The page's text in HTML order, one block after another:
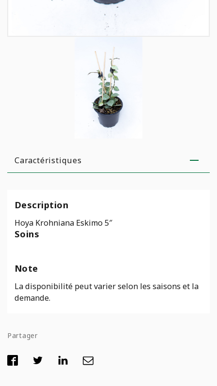
Caractéristiques
Description
Hoya Krohniana Eskimo 5″
Soins
Note
La disponibilité peut varier selon les saisons et la
demande.
Partager